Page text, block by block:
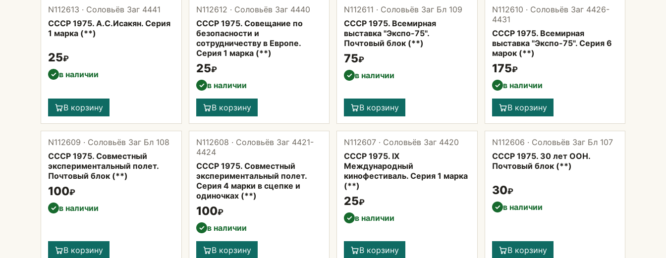
N112613 · Соловьёв Заг 4441
СССР 1975. А.С.Исакян. Серия
1 марка (**)
25₽
✓ в наличии
В корзину
N112612 · Соловьёв Заг 4440
СССР 1975. Совещание по
безопасности и
сотрудничеству в Европе.
Серия 1 марка (**)
25₽
✓ в наличии
В корзину
N112611 · Соловьёв Заг Бл 109
СССР 1975. Всемирная
выставка "Экспо-75".
Почтовый блок (**)
75₽
✓ в наличии
В корзину
N112610 · Соловьёв Заг 4426-
4431
СССР 1975. Всемирная
выставка "Экспо-75". Серия 6
марок (**)
175₽
✓ в наличии
В корзину
N112609 · Соловьёв Заг Бл 108
СССР 1975. Совместный
экспериментальный полет.
Почтовый блок (**)
100₽
✓ в наличии
В корзину
N112608 · Соловьёв Заг 4421-
4424
СССР 1975. Совместный
экспериментальный полет.
Серия 4 марки в сцепке и
одиночках (**)
100₽
✓ в наличии
В корзину
N112607 · Соловьёв Заг 4420
СССР 1975. IX
Международный
кинофестиваль. Серия 1 марка
(**)
25₽
✓ в наличии
В корзину
N112606 · Соловьёв Заг Бл 107
СССР 1975. 30 лет ООН.
Почтовый блок (**)
30₽
✓ в наличии
В корзину